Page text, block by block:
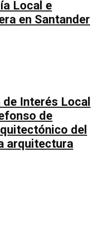
Local e
en Santander
Interés Local
de
del
arquitectura